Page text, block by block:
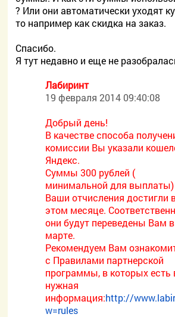
? Или они автоматически уходят
то например как скидка на заказ.
Спасибо.
Я тут недавно и еще не
Лабиринт
19 февраля 2014 09:40:08
Добрый день!
В качестве способа
комиссии Вы указали
Яндекс.
Суммы 300 рублей (
минимальной для выплаты)
Ваши отчисления достигли
этом месяце.
они будут переведены Вам в
марте.
Рекомендуем Вам
с Правилами партнерской
программы, в которых есть
нужная
информация:http://
w=rules